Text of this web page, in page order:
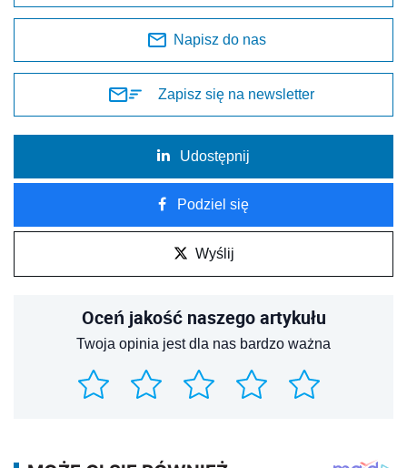
Napisz do nas
Zapisz się na newsletter
Udostępnij
Podziel się
Wyślij
Oceń jakość naszego artykułu
Twoja opinia jest dla nas bardzo ważna